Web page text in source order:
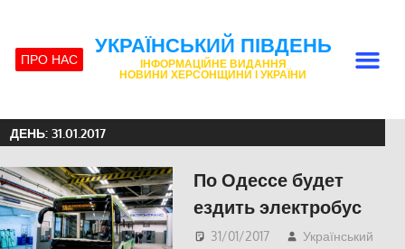
ПРО НАС
УКРАЇНСЬКИЙ ПІВДЕНЬ
ІНФОРМАЦІЙНЕ ВИДАННЯ
НОВИНИ ХЕРСОНЩИНИ І УКРАЇНИ
ДЕНЬ:31.01.2017
По Одессе будет
ездить электробус
31/01/2017
Український